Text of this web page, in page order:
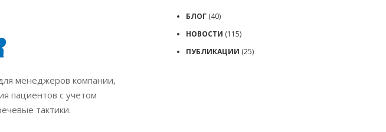
менеджеров компании,
пациентов с учетом
тактики.
БЛОГ (40)
НОВОСТИ (115)
ПУБЛИКАЦИИ (25)